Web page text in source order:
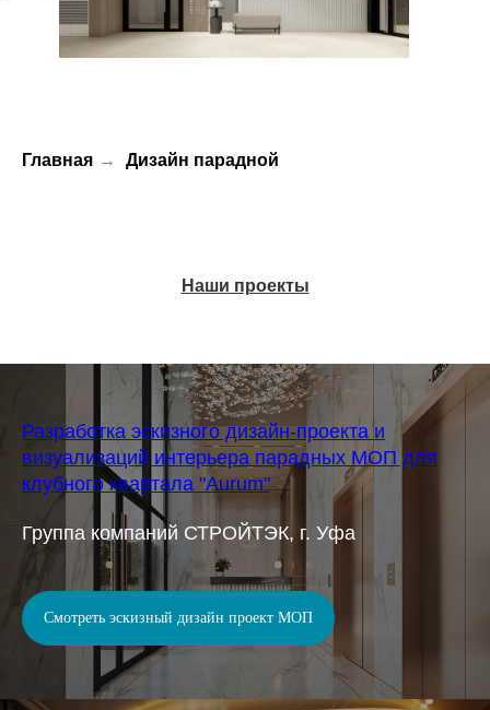
Главная → Дизайн парадной
Наши проекты
Разработка эскизного дизайн-проекта и
визуализаций интерьера парадных МОП для
клубного квартала "Aurum"
Группа компаний СТРОЙТЭК, г. Уфа
Смотреть эскизный дизайн проект МОП